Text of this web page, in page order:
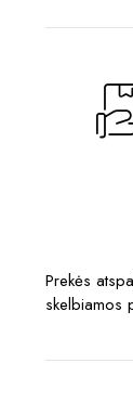
Prekės
skelbiamos